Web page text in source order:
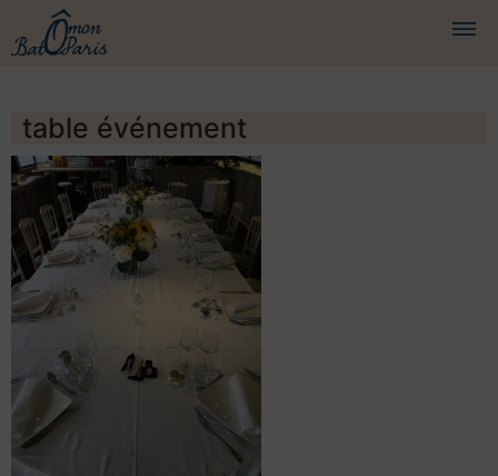
BATEAUX
CROISIÈRES
SERVICES
PRESTATIONS
ÉQUIPAGE
JOURNAL DE BORD
PRESSE
DEMANDER UN DEVIS
table événement